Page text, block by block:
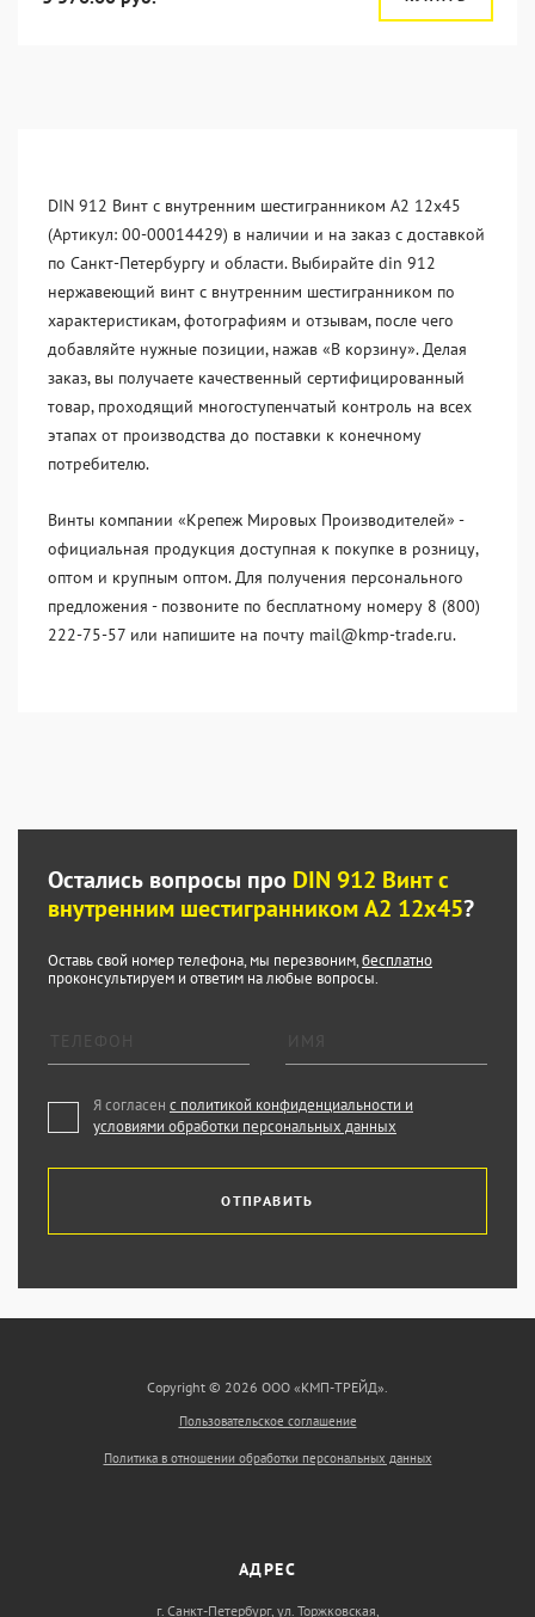
DIN 912 Винт с внутренним шестигранником А2 12х45
(Артикул: 00-00014429) в наличии и на заказ с доставкой
по Санкт-Петербургу и области. Выбирайте din 912
нержавеющий винт с внутренним шестигранником по
характеристикам, фотографиям и отзывам, после чего
добавляйте нужные позиции, нажав «В корзину». Делая
заказ, вы получаете качественный сертифицированный
товар, проходящий многоступенчатый контроль на всех
этапах от производства до поставки к конечному
потребителю.
Винты компании «Крепеж Мировых Производителей» -
официальная продукция доступная к покупке в розницу,
оптом и крупным оптом. Для получения персонального
предложения - позвоните по бесплатному номеру 8 (800)
222-75-57 или напишите на почту mail@kmp-trade.ru.
Остались вопросы про DIN 912 Винт с
внутренним шестигранником А2 12х45?
Оставь свой номер телефона, мы перезвоним,бесплатно
проконсультируем и ответим на любые вопросы.
Я согласен с политикой конфиденциальности и
условиями обработки персональных данных
ОТПРАВИТЬ
Copyright © 2026 ООО «КМП-ТРЕЙД».
Пользовательское соглашение
Политика в отношении обработки персональных данных
АДРЕС
г. Санкт-Петербург, ул. Торжковская,